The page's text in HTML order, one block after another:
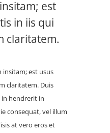
est
in iis qui
claritatem.
est usus
claritatem. Duis
hendrerit in
consequat, vel illum
at vero eros et